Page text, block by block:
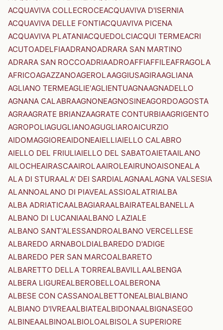
ACQUAVIVA COLLECROCEACQUAVIVA D'ISERNIA
ACQUAVIVA DELLE FONTIACQUAVIVA PICENA
ACQUAVIVA PLATANIACQUEDOLCIACQUI TERMEACRI
ACUTOADELFIAADRANOADRARA SAN MARTINO
ADRARA SAN ROCCOADRIAADROAFFIAFFILEAFRAGOLA
AFRICOAGAZZANOAGEROLAAGGIUSAGIRAAGLIANA
AGLIANO TERMEAGLIE'AGLIENTUAGNAAGNADELLO
AGNANA CALABRAAGNONEAGNOSINEAGORDOAGOSTA
AGRAAGRATE BRIANZAAGRATE CONTURBIAAGRIGENTO
AGROPOLIAGUGLIANOAGUGLIAROAICURZIO
AIDOMAGGIOREAIDONEAIELLIAIELLO CALABRO
AIELLO DEL FRIULIAIELLO DEL SABATOAIETAAILANO
AILOCHEAIRASCAAIROLAAIROLEAIRUNOAISONEALA
ALA DI STURAALA' DEI SARDIALAGNAALAGNA VALSESIA
ALANNOALANO DI PIAVEALASSIOALATRIALBA
ALBA ADRIATICAALBAGIARAALBAIRATEALBANELLA
ALBANO DI LUCANIAALBANO LAZIALE
ALBANO SANT'ALESSANDROALBANO VERCELLESE
ALBAREDO ARNABOLDIALBAREDO D'ADIGE
ALBAREDO PER SAN MARCOALBARETO
ALBARETTO DELLA TORREALBAVILLAALBENGA
ALBERA LIGUREALBEROBELLOALBERONA
ALBESE CON CASSANOALBETTONEALBIALBIANO
ALBIANO D'IVREAALBIATEALBIDONAALBIGNASEGO
ALBINEAALBINOALBIOLOALBISOLA SUPERIORE